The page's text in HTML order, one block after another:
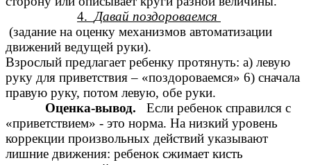
4.Давай поздороваемся
(задание на оценку механизмов автоматизации
движений ведущей руки).
Взрослый предлагает ребенку протянуть: а) левую
руку для приветствия – «поздороваемся» 6) сначала
правую руку, потом левую, обе руки.
Оценка-вывод. Если ребенок справился с
«приветствием» - это норма. На низкий уровень
коррекции произвольных действий указывают
лишние движения: ребенок сжимает кисть